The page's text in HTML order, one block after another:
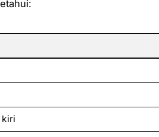
kiri